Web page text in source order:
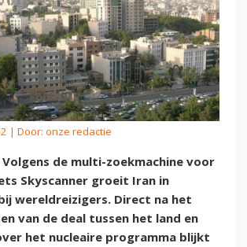
| Door: onze redactie
Volgens de multi-zoekmachine voor
Skyscanner groeit Iran in
wereldreizigers. Direct na het
van de deal tussen het land en
het nucleaire programma blijkt